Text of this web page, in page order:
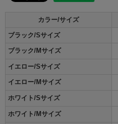
カラー/サイズ
ブラック/Sサイズ
ブラック/Mサイズ
イエロー/Sサイズ
イエロー/Mサイズ
ホワイト/Sサイズ
ホワイト/Mサイズ